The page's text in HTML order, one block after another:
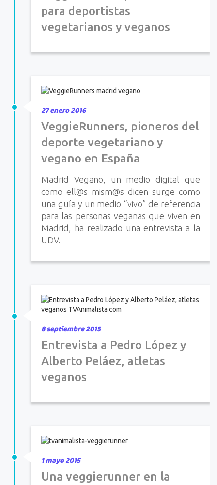
para deportistas
vegetarianos y veganos
27 enero 2016
VeggieRunners, pioneros del
deporte vegetariano y
vegano en España
Madrid Vegano, un medio digital que
como ell@s mism@s dicen surge como
una guía y un medio “vivo” de referencia
para las personas veganas que viven en
Madrid, ha realizado una entrevista a la
UDV.
8 septiembre 2015
Entrevista a Pedro López y
Alberto Peláez, atletas
veganos
1 mayo 2015
Una veggierunner en la